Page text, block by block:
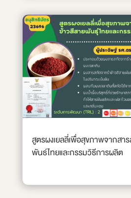
สูตรผงเยลลี่เพื่อสุขภาพจากสา
พันธ์ไทยและกรรมวิธีการผลิต